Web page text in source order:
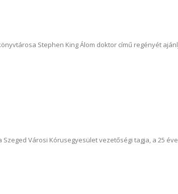
Stephen King Álom doktor című regényét
Városi Kórusegyesület vezetőségi tagja, a 25